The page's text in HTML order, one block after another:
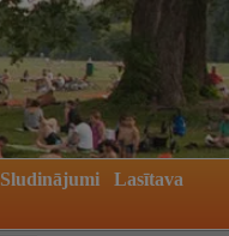
Sludinājumi
Lasītava